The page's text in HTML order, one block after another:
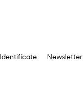
Identifícate Newsletter